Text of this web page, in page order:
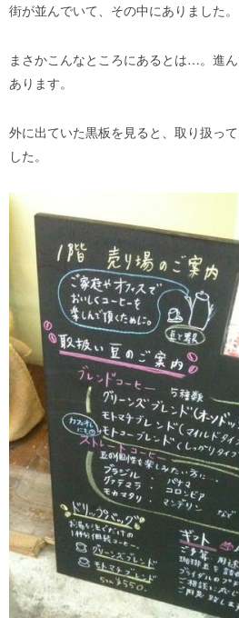
街が並んでいて、その中にありました。
まさかこんなところにあるとは…。進
あります。
外に出ていた黒板を見ると、取り扱っ
した。